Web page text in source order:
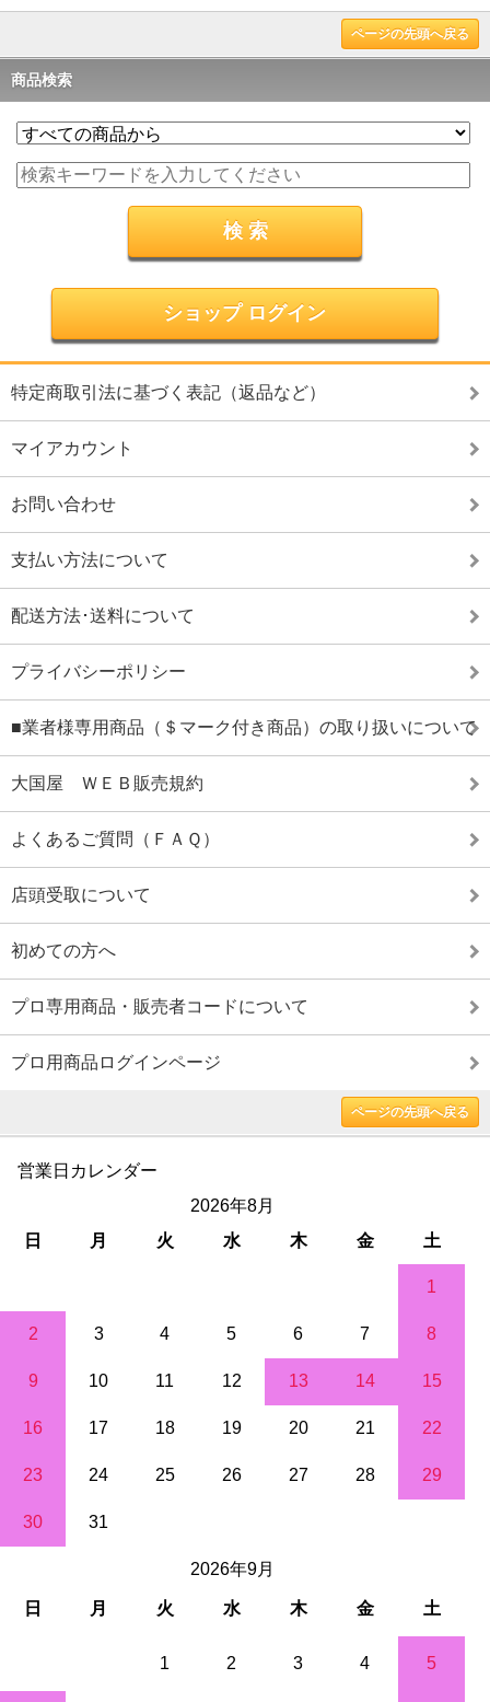
ページの先頭へ戻る
商品検索
ショップ ログイン
特定商取引法に基づく表記（返品など）
マイアカウント
お問い合わせ
支払い方法について
配送方法･送料について
プライバシーポリシー
■業者様専用商品（＄マーク付き商品）の取り扱いについて
大国屋 ＷＥＢ販売規約
よくあるご質問（ＦＡＱ）
店頭受取について
初めての方へ
プロ専用商品・販売者コードについて
プロ用商品ログインページ
ページの先頭へ戻る
営業日カレンダー
2026年8月
日
月 火 水 木 金 土
1
2 3 4 5 6 7 8
9 10 11 12 13 14 15
16 17 18 19 20 21 22
23 24 25 26 27 28 29
30 31
2026年9月
日 月 火 水 木 金 土
1 2 3 4 5